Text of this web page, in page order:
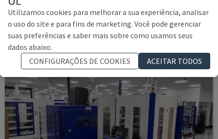
35.000 €
Utilizamos cookies para melhorar a sua experiência, analisar
o uso do site e para fins de marketing. Você pode gerenciar
suas preferências e saber mais sobre como usamos seus
dados abaixo.
CONFIGURAÇÕES DE COOKIES
ACEITAR TODOS